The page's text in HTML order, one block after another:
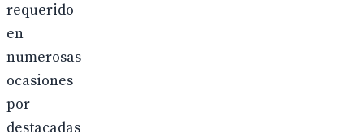
requerido
en
numerosas
ocasiones
por
destacadas